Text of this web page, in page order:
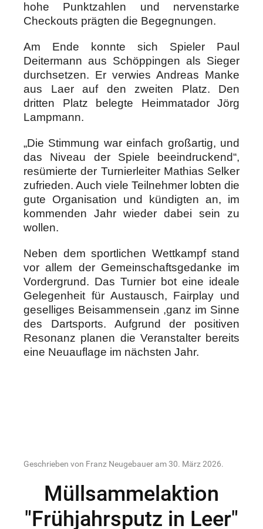
hohe Punktzahlen und nervenstarke
Checkouts prägten die Begegnungen.
Am Ende konnte sich Spieler Paul
Deitermann aus Schöppingen als Sieger
durchsetzen. Er verwies Andreas Manke
aus Laer auf den zweiten Platz. Den
dritten Platz belegte Heimmatador Jörg
Lampmann.
„Die Stimmung war einfach großartig, und
das Niveau der Spiele beeindruckend“,
resümierte der Turnierleiter Mathias Selker
zufrieden. Auch viele Teilnehmer lobten die
gute Organisation und kündigten an, im
kommenden Jahr wieder dabei sein zu
wollen.
Neben dem sportlichen Wettkampf stand
vor allem der Gemeinschaftsgedanke im
Vordergrund. Das Turnier bot eine ideale
Gelegenheit für Austausch, Fairplay und
geselliges Beisammensein ,ganz im Sinne
des Dartsports. Aufgrund der positiven
Resonanz planen die Veranstalter bereits
eine Neuauflage im nächsten Jahr.
Geschrieben von Franz Neugebauer am30. März 2026.
Müllsammelaktion
"Frühjahrsputz in Leer"